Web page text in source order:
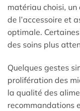
matériau choisi,
de l’accessoire et
optimale.
des soins plus
Quelques gestes
prolifération des
la qualité des
recommandations